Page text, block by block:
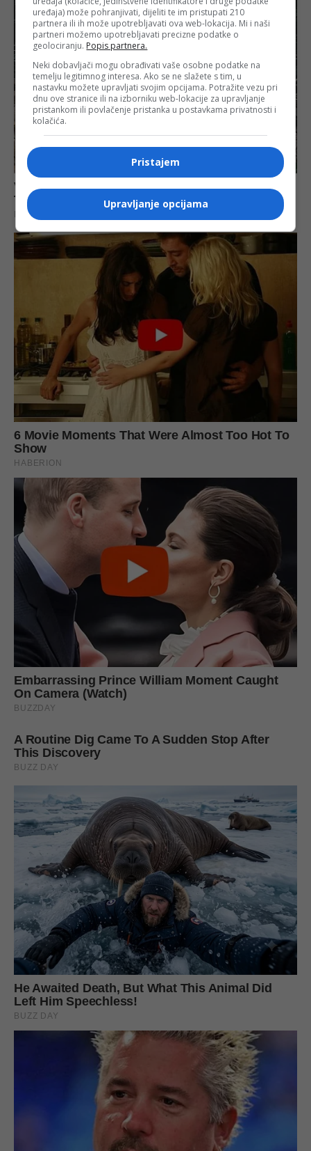
uređaja) može pohranjivati, dijeliti te im pristupati 210
partnera ili ih može upotrebljavati ova web-lokacija. Mi i naši
partneri možemo upotrebljavati precizne podatke o
geolociranju. Popis partnera.
Neki dobavljači mogu obrađivati vaše osobne podatke na
temelju legitimnog interesa. Ako se ne slažete s tim, u
nastavku možete upravljati svojim opcijama. Potražite vezu pri
dnu ove stranice ili na izborniku web-lokacije za upravljanje
pristankom ili povlačenje pristanka u postavkama privatnosti i
kolačića.
Pristajem
Upravljanje opcijama